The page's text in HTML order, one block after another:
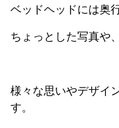
ベッドヘッドには奥
ちょっとした写真や
様々な思いやデザイ
す。